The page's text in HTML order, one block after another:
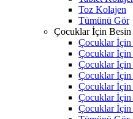
Toz Kolajen
Tümünü Gör
Çocuklar İçin
Çocuklar İçin
Çocuklar
Çocuklar
Çocuklar
Çocuklar
Çocuklar
Çocuklar İçin